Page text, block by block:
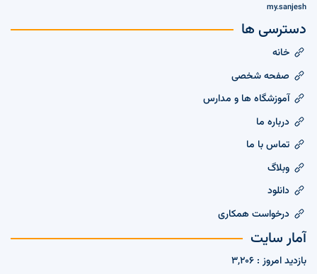
my.sanjesh
دسترسی ها
خانه
صفحه شخصی
آموزشگاه ها و مدارس
درباره ما
تماس با ما
وبلاگ
دانلود
درخواست همکاری
آمار سایت
بازدید امروز : 3,206